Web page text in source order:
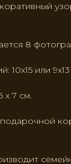
8
10х15 или
х 7 см.